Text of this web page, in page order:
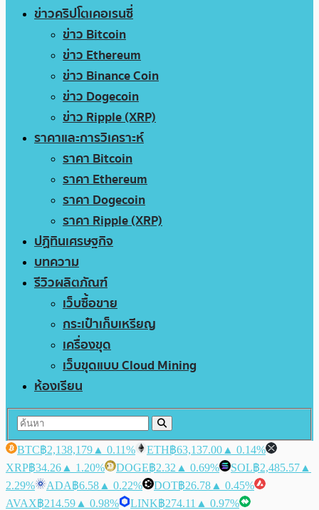
ข่าวคริปโตเคอเรนซี่
ข่าว Bitcoin
ข่าว Ethereum
ข่าว Binance Coin
ข่าว Dogecoin
ข่าว Ripple (XRP)
ราคาและการวิเคราะห์
ราคา Bitcoin
ราคา Ethereum
ราคา Dogecoin
ราคา Ripple (XRP)
ปฏิทินเศรษฐกิจ
บทความ
รีวิวผลิตภัณฑ์
เว็บซื้อขาย
กระเป๋าเก็บเหรียญ
เครื่องขุด
เว็บขุดแบบ Cloud Mining
ห้องเรียน
BTC฿2,138,179 ▲ 0.11% ETH฿63,137.00 ▲ 0.14%
XRP฿34.26 ▲ 1.20% DOGE฿2.32 ▲ 0.69% SOL฿2,485.57 ▲
2.29%
ADA฿6.58 ▲ 0.22% DOT฿26.78 ▲ 0.45%
AVAX฿214.59 ▲ 0.98% LINK฿274.11 ▲ 0.97%